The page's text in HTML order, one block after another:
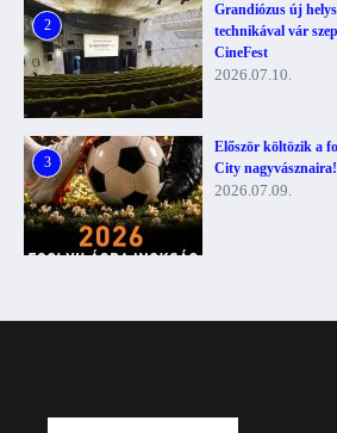
2
Grandiózus új
technikával vár
CineFest
2026.07.10.
3
Először költözik a
City nagyvásznaira!
2026.07.09.